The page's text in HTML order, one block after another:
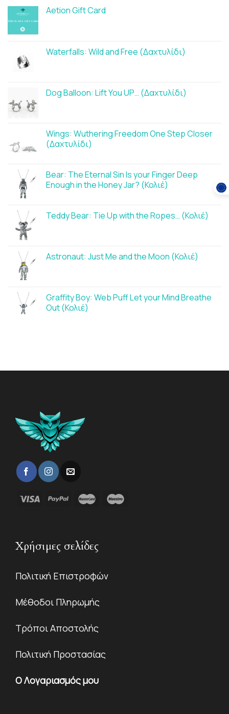
Aetion Gift Card
Waterfalls: Wild and Free (Δαχτυλίδι)
Dog Balloon: Lift You UP… (Δαχτυλίδι)
Wings: Wuthering Freedom One Step Closer
(Δαχτυλίδι)
Bear: The Eternal Sin Is your Finger Deep
Enough in the Honey Jar? (Κολιέ)
Teddy Bear: Tie Up with the Ropes… (Κολιέ)
Astronaut: Just Me and the Moon (Κολιέ)
Graffity Boy: Web Puff Let your Mind Breathe
Out (Κολιέ)
Χρήσιμες σελίδες
Πολιτική Επιστροφών
Μέθοδοι Πληρωμής
Τρόποι Αποστολής
Πολιτική Προστασίας
Ο Λογαριασμός μου